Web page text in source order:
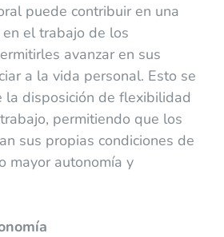
puede contribuir en una
el trabajo de los
avanzar en sus
a la vida personal. Esto se
la disposición de flexibilidad
permitiendo que los
sus propias condiciones de
mayor autonomía y